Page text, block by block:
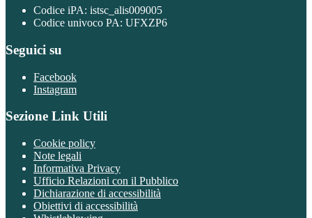
Codice iPA: istsc_alis009005
Codice univoco PA: UFXZP6
Seguici su
Facebook
Instagram
Sezione Link Utili
Cookie policy
Note legali
Informativa Privacy
Ufficio Relazioni con il Pubblico
Dichiarazione di accessibilità
Obiettivi di accessibilità